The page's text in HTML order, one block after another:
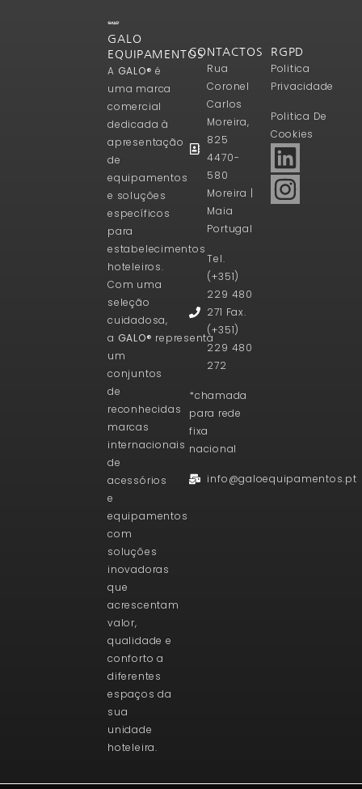
GALO
EQUIPAMENTOS
A GALO® é
uma marca
comercial
dedicada à
apresentação
de
equipamentos
e soluções
específicos
para
estabelecimentos
hoteleiros.
Com uma
seleção
cuidadosa,
a GALO® representa
um
conjuntos
de
reconhecidas
marcas
internacionais
de
acessórios
e
equipamentos
com
soluções
inovadoras
que
acrescentam
valor,
qualidade e
conforto a
diferentes
espaços da
sua
unidade
hoteleira.
CONTACTOS
Rua
Coronel
Carlos
Moreira,
825
4470-
580
Moreira |
Maia
Portugal
Tel.
(+351)
229 480
271 Fax.
(+351)
229 480
272
*chamada
para rede
fixa
nacional
info@galoequipamentos.pt
RGPD
Politica
Privacidade
Politica De
Cookies